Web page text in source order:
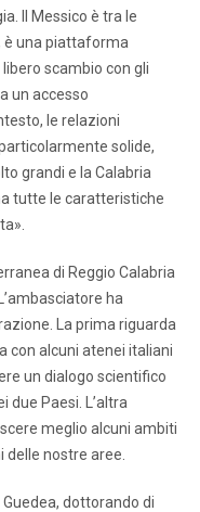
Il Messico è tra le
è una piattaforma
scambio con gli
un accesso
le relazioni
solide,
grandi e la Calabria
tutte le caratteristiche
di Reggio Calabria
ha
La prima riguarda
con alcuni atenei italiani
un dialogo scientifico
due Paesi. L’altra
meglio alcuni ambiti
nostre aree.
dottorando di